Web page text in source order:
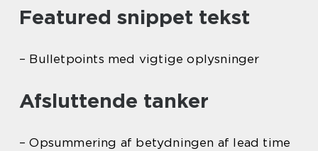
Featured snippet tekst
– Bulletpoints med vigtige oplysninger
Afsluttende tanker
– Opsummering af betydningen af lead time